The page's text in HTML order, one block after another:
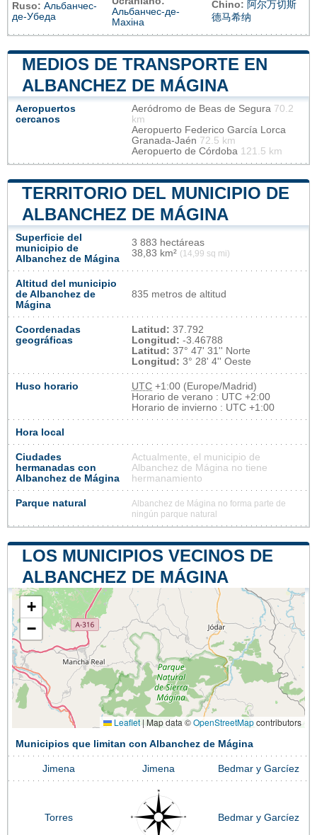
Ruso: Альбанчес-
де-Убеда
Альбанчес-де-
Махіна
Chino: 阿尔万切斯
德马希纳
MEDIOS DE TRANSPORTE EN
ALBANCHEZ DE MÁGINA
Aeropuertos
cercanos
Aeródromo de Beas de Segura 70.2
km
Aeropuerto Federico García Lorca
Granada-Jaén 72.5 km
Aeropuerto de Córdoba 121.5 km
TERRITORIO DEL MUNICIPIO DE
ALBANCHEZ DE MÁGINA
Superficie del
municipio de
Albanchez de Mágina
3 883 hectáreas
38,83 km² (14,99 sq mi)
Altitud del municipio
de Albanchez de
Mágina
835 metros de altitud
Coordenadas
geográficas
Latitud: 37.792
Longitud: -3.46788
Latitud: 37° 47' 31'' Norte
Longitud: 3° 28' 4'' Oeste
Huso horario UTC +1:00 (Europe/Madrid)
Horario de verano : UTC +2:00
Horario de invierno : UTC +1:00
Hora local
Ciudades
hermanadas con
Albanchez de Mágina
Actualmente, el municipio de
Albanchez de Mágina no tiene
hermanamiento
Parque natural
Albanchez de Mágina no forma parte de
ningún parque natural
LOS MUNICIPIOS VECINOS DE
ALBANCHEZ DE MÁGINA
+
−
Leaflet | Map data ©OpenStreetMapcontributors
Municipios que limitan con Albanchez de Mágina
Jimena Jimena Bedmar y Garcíez
Torres Bedmar y Garcíez